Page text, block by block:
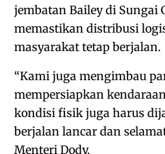
jembatan Bailey di Sungai
memastikan distribusi
masyarakat tetap berjalan.
“Kami juga mengimbau
mempersiapkan
kondisi fisik juga harus
berjalan lancar dan
Menteri Dody.